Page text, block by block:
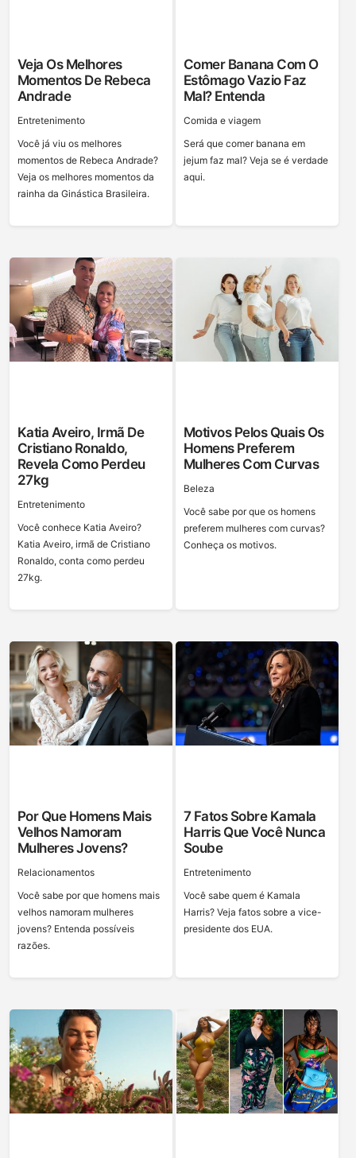
Veja Os Melhores
Momentos De Rebeca
Andrade
Entretenimento
Você já viu os melhores
momentos de Rebeca Andrade?
Veja os melhores momentos da
rainha da Ginástica Brasileira.
Comer Banana Com O
Estômago Vazio Faz
Mal? Entenda
Сomida e viagem
Será que comer banana em
jejum faz mal? Veja se é verdade
aqui.
Katia Aveiro, Irmã De
Cristiano Ronaldo,
Revela Como Perdeu
27kg
Entretenimento
Você conhece Katia Aveiro?
Katia Aveiro, irmã de Cristiano
Ronaldo, conta como perdeu
27kg.
Motivos Pelos Quais Os
Homens Preferem
Mulheres Com Curvas
Beleza
Você sabe por que os homens
preferem mulheres com curvas?
Conheça os motivos.
Por Que Homens Mais
Velhos Namoram
Mulheres Jovens?
Relacionamentos
Você sabe por que homens mais
velhos namoram mulheres
jovens? Entenda possíveis
razões.
7 Fatos Sobre Kamala
Harris Que Você Nunca
Soube
Entretenimento
Você sabe quem é Kamala
Harris? Veja fatos sobre a vice-
presidente dos EUA.